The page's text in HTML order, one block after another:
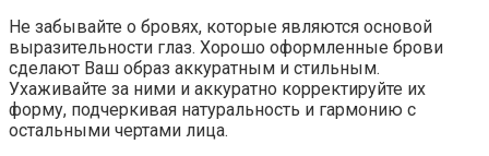
Не забывайте о бровях, которые являются основой
выразительности глаз. Хорошо оформленные брови
сделают Ваш образ аккуратным и стильным.
Ухаживайте за ними и аккуратно корректируйте их
форму, подчеркивая натуральность и гармонию с
остальными чертами лица.